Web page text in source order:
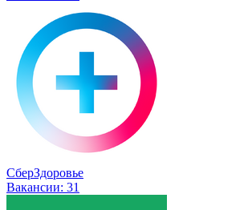
СберЗдоровье
Вакансии: 31